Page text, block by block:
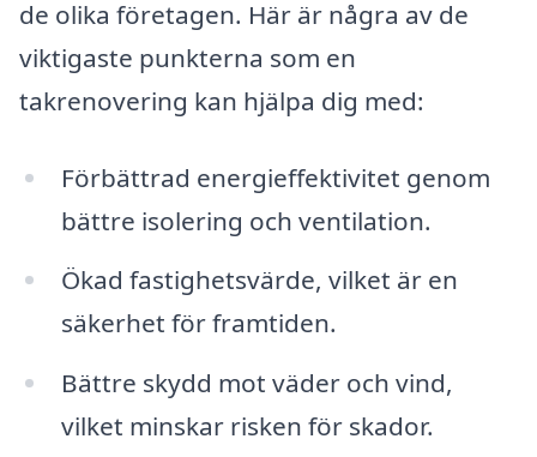
de olika företagen. Här är några av de
viktigaste punkterna som en
takrenovering kan hjälpa dig med:
Förbättrad energieffektivitet genom
bättre isolering och ventilation.
Ökad fastighetsvärde, vilket är en
säkerhet för framtiden.
Bättre skydd mot väder och vind,
vilket minskar risken för skador.